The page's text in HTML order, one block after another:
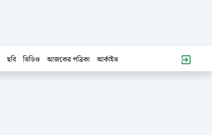
ছবি ভিডিও আজকের পত্রিকা আর্কাইভ